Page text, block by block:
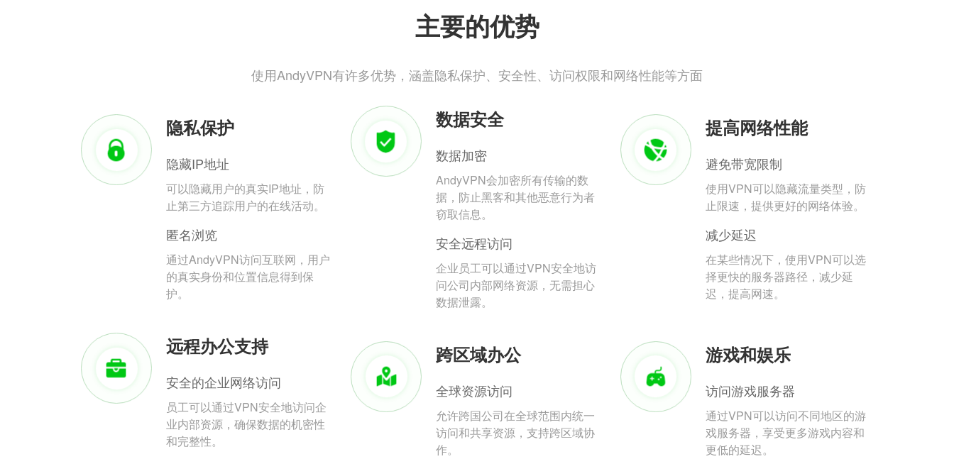
主要的优势
使用AndyVPN有许多优势，涵盖隐私保护、安全性、访问权限和网络性能等方面
隐私保护
隐藏IP地址
可以隐藏用户的真实IP地址，防
止第三方追踪用户的在线活动。
匿名浏览
通过AndyVPN访问互联网，用户
的真实身份和位置信息得到保
护。
数据安全
数据加密
AndyVPN会加密所有传输的数
据，防止黑客和其他恶意行为者
窃取信息。
安全远程访问
企业员工可以通过VPN安全地访
问公司内部网络资源，无需担心
数据泄露。
提高网络性能
避免带宽限制
使用VPN可以隐藏流量类型，防
止限速，提供更好的网络体验。
减少延迟
在某些情况下，使用VPN可以选
择更快的服务器路径，减少延
迟，提高网速。
远程办公支持
安全的企业网络访问
员工可以通过VPN安全地访问企
业内部资源，确保数据的机密性
和完整性。
跨区域办公
全球资源访问
允许跨国公司在全球范围内统一
访问和共享资源，支持跨区域协
作。
游戏和娱乐
访问游戏服务器
通过VPN可以访问不同地区的游
戏服务器，享受更多游戏内容和
更低的延迟。